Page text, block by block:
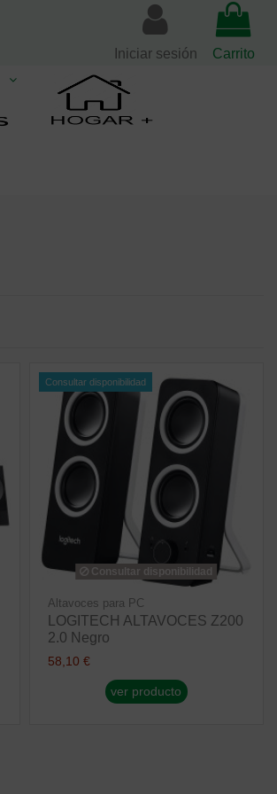
Iniciar sesión Carrito
Consultar disponibilidad
Consultar disponibilidad
Altavoces para PC
LOGITECH ALTAVOCES Z200
2.0 Negro
58,10 €
ver producto